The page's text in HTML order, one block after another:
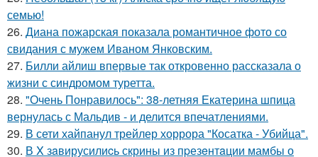
семью!
26. Диана пожарская показала романтичное фото со
свидания с мужем Иваном Янковским.
27. Билли айлиш впервые так откровенно рассказала о
жизни с синдромом туретта.
28. "Очень Понравилось": 38-летняя Екатерина шпица
вернулась с Мальдив - и делится впечатлениями.
29. В сети хайпанул трейлер хоррора "Косатка - Убийца".
30. В X зaвирусилиcь скрины из пpезeнтaции мамбы о